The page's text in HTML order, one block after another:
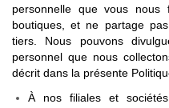
personnelle que vous
boutiques, et ne partage
tiers. Nous pouvons
personnel que nous
décrit dans la présente
À nos filiales et